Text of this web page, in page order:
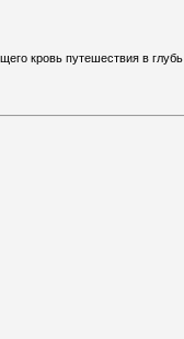
кровь путешествия в